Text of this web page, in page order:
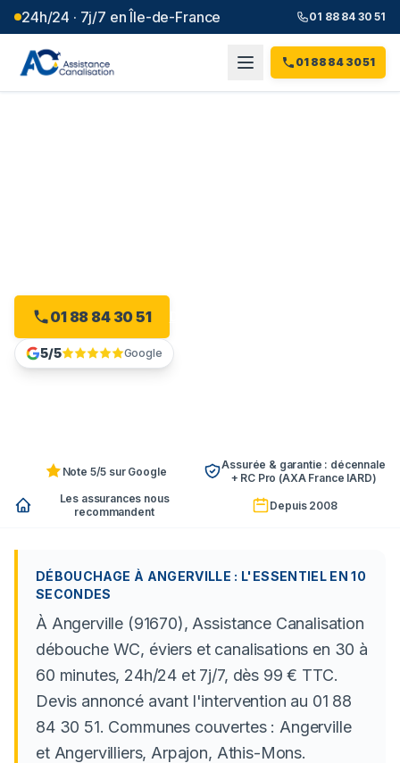
24h/24 · 7j/7 en Île-de-France 01 88 84 30 51
01 88 84 30 51
01 88 84 30 51
5/5 Google
Note 5/5 sur Google
Assurée & garantie : décennale
+ RC Pro (AXA France IARD)
Les assurances nous
recommandent
Depuis 2008
DÉBOUCHAGE À ANGERVILLE : L'ESSENTIEL EN 10
SECONDES
À Angerville (91670), Assistance Canalisation
débouche WC, éviers et canalisations en 30 à
60 minutes, 24h/24 et 7j/7, dès 99 € TTC.
Devis annoncé avant l'intervention au 01 88
84 30 51. Communes couvertes : Angerville
et Angervilliers, Arpajon, Athis-Mons.